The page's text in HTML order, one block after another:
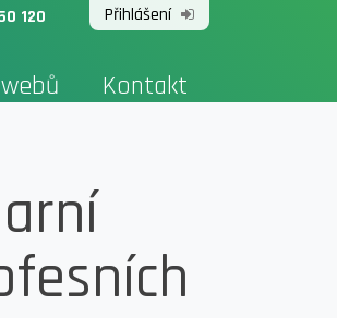
Kontakt
120 Přihlášení